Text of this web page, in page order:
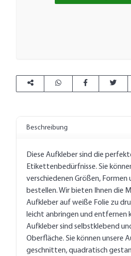
Beschreibung
Diese Aufkleber sind die
Etikettenbedürfnisse. Sie
verschiedenen Größen, Formen
bestellen. Wir bieten Ihnen die
Aufkleber auf weiße Folie zu
leicht anbringen und entfernen
Aufkleber sind selbstklebend
Oberfläche. Sie können unsere
geschnitten, quadratisch